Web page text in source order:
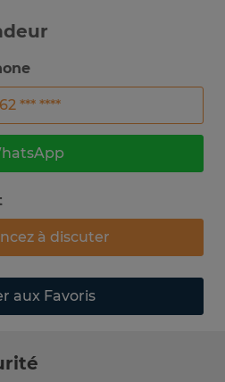
*** ****
à discuter
aux Favoris